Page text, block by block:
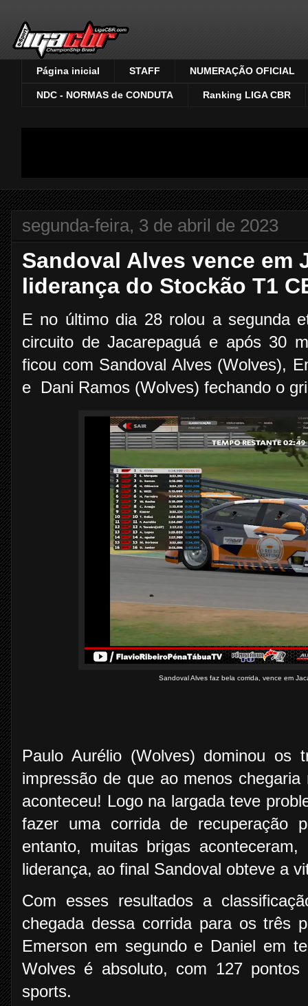
Página inicial STAFF NUMERAÇÃO OFICIAL
NDC - NORMAS de CONDUTA Ranking LIGA CBR
segunda-feira, 3 de abril de 2023
Sandoval Alves vence em
liderança do Stockão T1
E no último dia 28 rolou a segunda
circuito de Jacarepaguá e após 30
ficou com Sandoval Alves (Wolves),
e Dani Ramos (Wolves) fechando o
Sandoval Alves faz bela corrida, vence em
Paulo Aurélio (Wolves) dominou
impressão de que ao menos
aconteceu! Logo na largada teve
fazer uma corrida de recuperação
entanto, muitas brigas
liderança, ao final Sandoval obteve a
Com esses resultados a
chegada dessa corrida para os três
Emerson em segundo e Daniel em
Wolves é absoluto, com 127
sports.